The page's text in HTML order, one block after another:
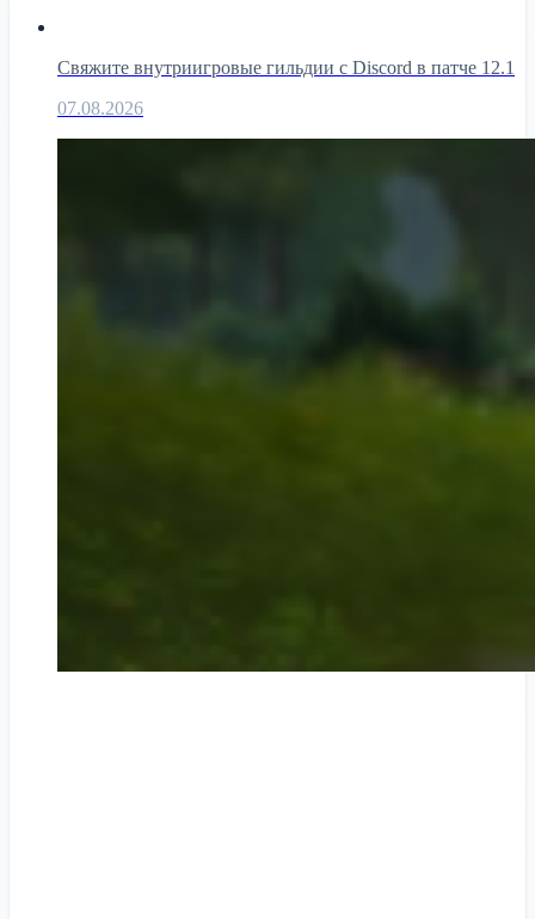
Свяжите внутриигровые гильдии с Discord в патче 12.1
07.08.2026